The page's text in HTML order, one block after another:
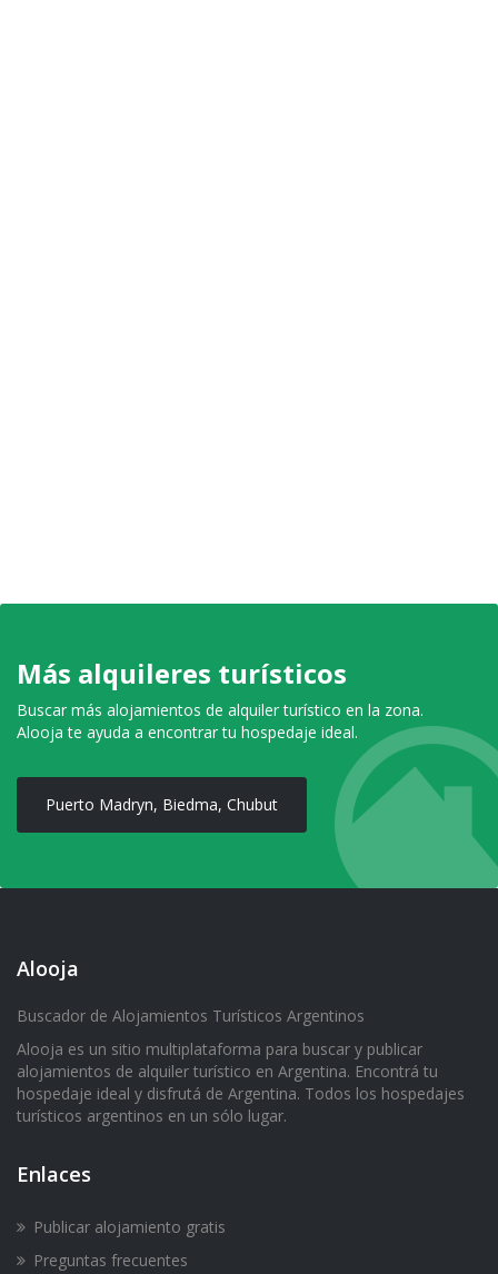
Más alquileres turísticos
Buscar más alojamientos de alquiler turístico en la zona.
Alooja te ayuda a encontrar tu hospedaje ideal.
Puerto Madryn, Biedma, Chubut
Alooja
Buscador de Alojamientos Turísticos Argentinos
Alooja es un sitio multiplataforma para buscar y publicar
alojamientos de alquiler turístico en Argentina. Encontrá tu
hospedaje ideal y disfrutá de Argentina. Todos los hospedajes
turísticos argentinos en un sólo lugar.
Enlaces
Publicar alojamiento gratis
Preguntas frecuentes